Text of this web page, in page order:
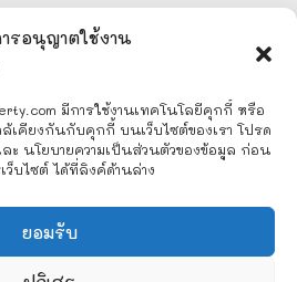
รอนุญาตใช้งาน
มีการใช้งานเทคโนโลยีคุกกี้ หรือ
คียงกันกับคุกกี้ บนเว็บไซต์ของเรา โปรด
ะ นโยบายความเป็นส่วนตัวของข้อมูล ก่อน
ว็บไซต์ ได้ที่ลิงค์ด้านล่าง
ยอมรับ
ลน์